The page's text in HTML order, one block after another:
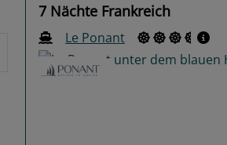
7 Nächte Frankreich
Le Ponant